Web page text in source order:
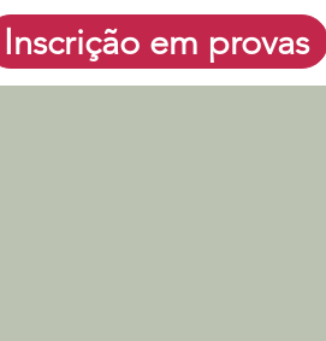
do Vale
Inscrição em provas